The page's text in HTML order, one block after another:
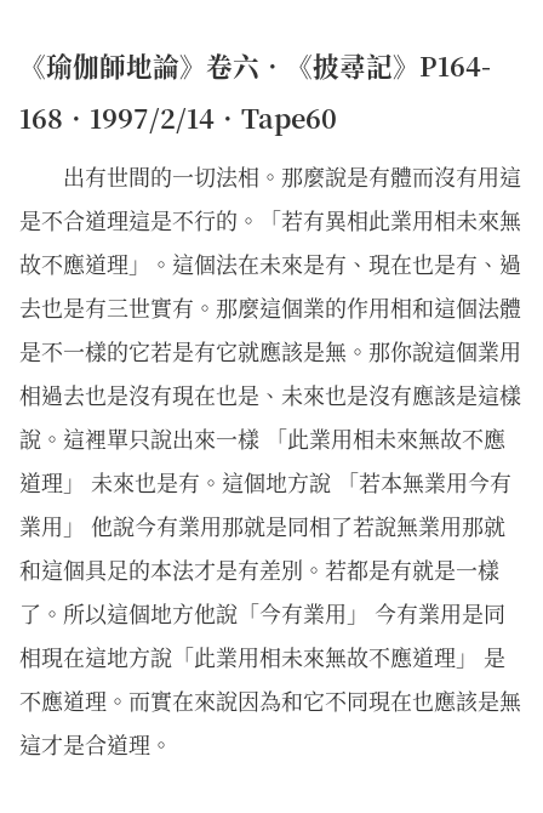
《瑜伽師地論》卷六．《披尋記》P164-
168．1997/2/14．Tape60
出有世間的一切法相。那麼說是有體而沒有用這
是不合道理這是不行的。「若有異相此業用相未來無
故不應道理」。這個法在未來是有、現在也是有、過
去也是有三世實有。那麼這個業的作用相和這個法體
是不一樣的它若是有它就應該是無。那你說這個業用
相過去也是沒有現在也是、未來也是沒有應該是這樣
說。這裡單只說出來一樣 「此業用相未來無故不應
道理」 未來也是有。這個地方說 「若本無業用今有
業用」 他說今有業用那就是同相了若說無業用那就
和這個具足的本法才是有差別。若都是有就是一樣
了。所以這個地方他說「今有業用」 今有業用是同
相現在這地方說「此業用相未來無故不應道理」 是
不應道理。而實在來說因為和它不同現在也應該是無
這才是合道理。